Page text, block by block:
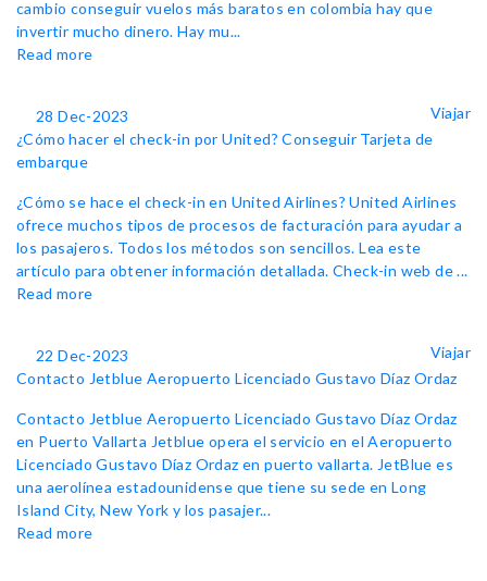
cambio conseguir vuelos más baratos en colombia hay que
invertir mucho dinero. Hay mu...
Read more
28 Dec-2023
Viajar
¿Cómo hacer el check-in por United? Conseguir Tarjeta de
embarque
¿Cómo se hace el check-in en United Airlines? United Airlines
ofrece muchos tipos de procesos de facturación para ayudar a
los pasajeros. Todos los métodos son sencillos. Lea este
artículo para obtener información detallada. Check-in web de ...
Read more
22 Dec-2023
Viajar
Contacto Jetblue Aeropuerto Licenciado Gustavo Díaz Ordaz
Contacto Jetblue Aeropuerto Licenciado Gustavo Díaz Ordaz
en Puerto Vallarta Jetblue opera el servicio en el Aeropuerto
Licenciado Gustavo Díaz Ordaz en puerto vallarta. JetBlue es
una aerolínea estadounidense que tiene su sede en Long
Island City, New York y los pasajer...
Read more